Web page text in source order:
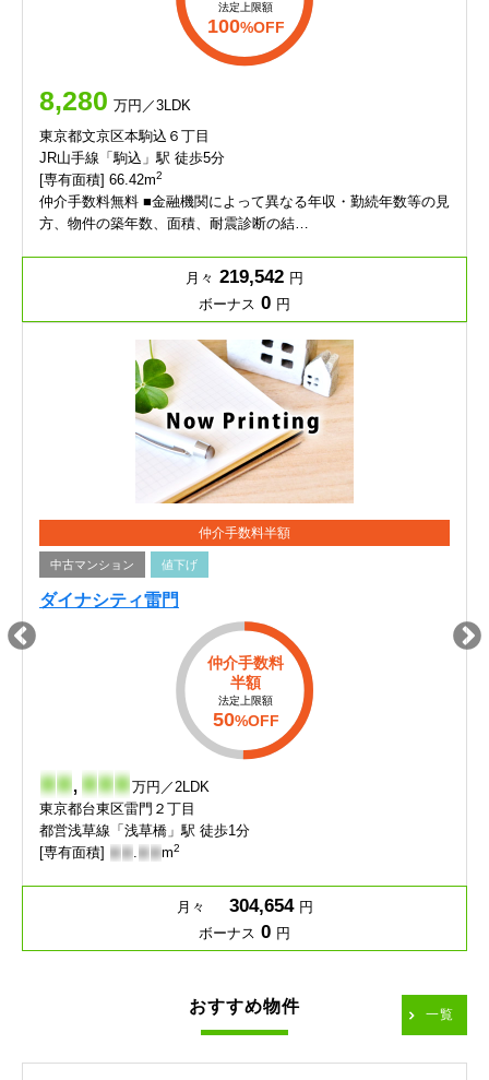
法定上限額
100%OFF
8,280 万円／3LDK
東京都文京区本駒込６丁目
JR山手線「駒込」駅 徒歩5分
[専有面積] 66.42m2
仲介手数料無料 ■金融機関によって異なる年収・勤続年数等の見
方、物件の築年数、面積、耐震診断の結…
月々 219,542 円
ボーナス 0 円
仲介手数料半額
中古マンション 値下げ
ダイナシティ雷門
仲介手数料
半額
法定上限額
50%OFF
- - ,- - - 万円／2LDK
東京都台東区雷門２丁目
都営浅草線「浅草橋」駅 徒歩1分
[専有面積] - - .- - m2
月々 304,654 円
ボーナス 0 円
おすすめ物件 一覧